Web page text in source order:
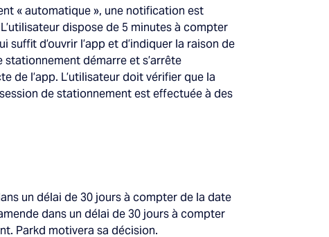
« automatique », une notification est
dispose de 5 minutes à compter
d’ouvrir l’app et d’indiquer la raison de
stationnement démarre et s’arrête
de l’app. L’utilisateur doit vérifier que la
de stationnement est effectuée à des
un délai de 30 jours à compter de la date
dans un délai de 30 jours à compter
Parkd motivera sa décision.